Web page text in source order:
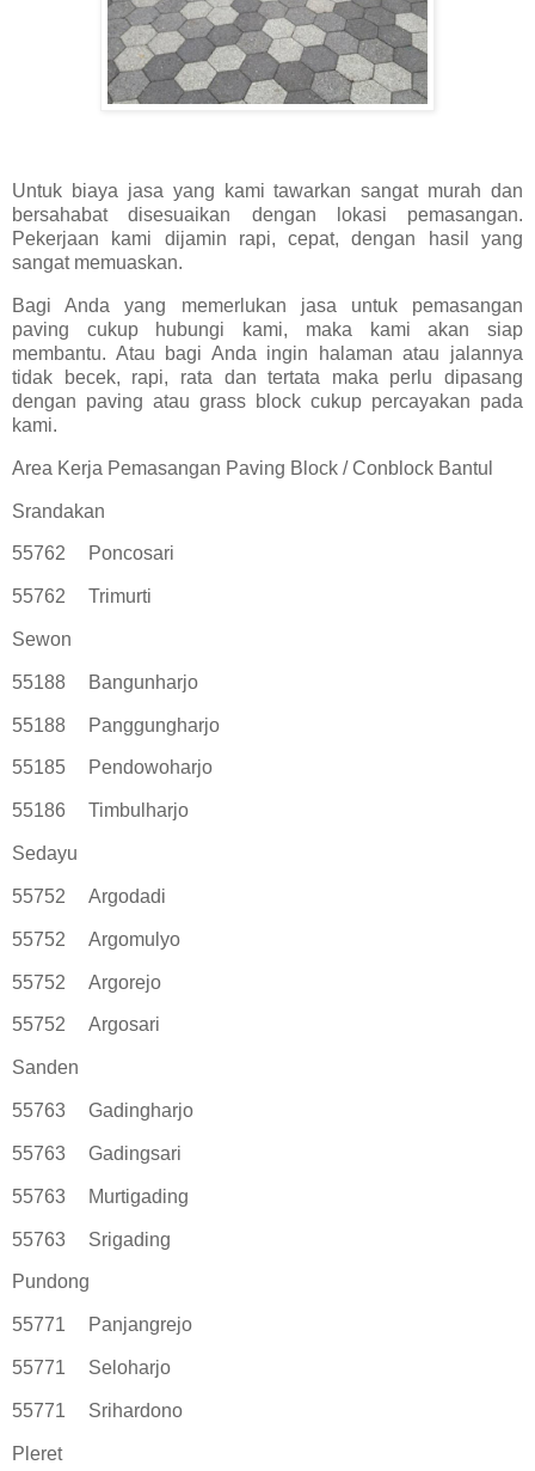
Untuk biaya jasa yang kami tawarkan sangat murah dan
bersahabat disesuaikan dengan lokasi pemasangan.
Pekerjaan kami dijamin rapi, cepat, dengan hasil yang
sangat memuaskan.
Bagi Anda yang memerlukan jasa untuk pemasangan
paving cukup hubungi kami, maka kami akan siap
membantu. Atau bagi Anda ingin halaman atau jalannya
tidak becek, rapi, rata dan tertata maka perlu dipasang
dengan paving atau grass block cukup percayakan pada
kami.
Area Kerja Pemasangan Paving Block / Conblock Bantul
Srandakan
55762 Poncosari
55762 Trimurti
Sewon
55188 Bangunharjo
55188 Panggungharjo
55185 Pendowoharjo
55186 Timbulharjo
Sedayu
55752 Argodadi
55752 Argomulyo
55752 Argorejo
55752 Argosari
Sanden
55763 Gadingharjo
55763 Gadingsari
55763 Murtigading
55763 Srigading
Pundong
55771 Panjangrejo
55771 Seloharjo
55771 Srihardono
Pleret